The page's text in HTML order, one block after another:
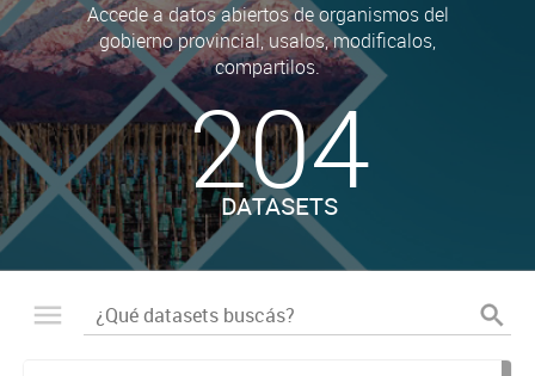
Accede a datos abiertos de organismos del
gobierno provincial, usalos, modificalos,
compartilos.
204
DATASETS